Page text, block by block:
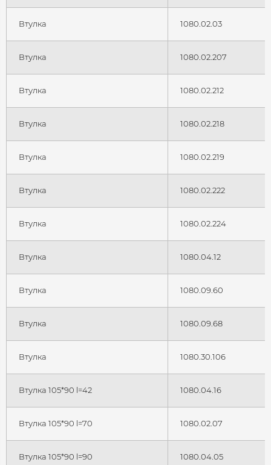
Втулка 1080.02.03
Втулка 1080.02.207
Втулка 1080.02.212
Втулка 1080.02.218
Втулка 1080.02.219
Втулка 1080.02.222
Втулка 1080.02.224
Втулка 1080.04.12
Втулка 1080.09.60
Втулка 1080.09.68
Втулка 1080.30.106
Втулка 105*90 l=42 1080.04.16
Втулка 105*90 l=70 1080.02.07
Втулка 105*90 l=90 1080.04.05